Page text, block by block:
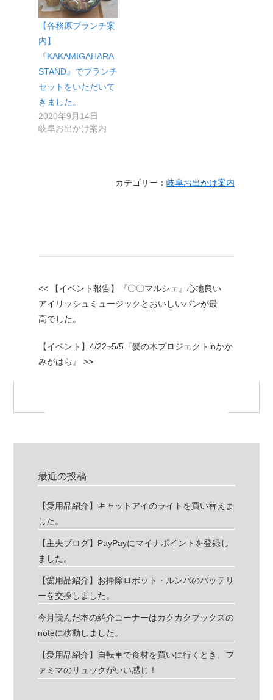
【各務原ブランチ案
内】
『KAKAMIGAHARA
STAND』でブランチ
セットをいただいて
きました。
2020年9月14日
岐阜お出かけ案内
カテゴリー：岐阜お出かけ案内
<< 【イベント報告】『〇〇マルシェ』心地良い
アイリッシュミュージックとおいしいパンが最
高でした。
【イベント】4/22~5/5『髪の木プロジェクトinかか
みがはら』 >>
最近の投稿
【愛用品紹介】キャットアイのライトを買い替えま
した。
【主夫ブログ】PayPayにマイナポイントを登録し
ました。
【愛用品紹介】お掃除ロボット・ルンバのバッテリ
ーを交換しました。
今月読んだ本の紹介コーナーはカクカクブックスの
noteに移動しました。
【愛用品紹介】自転車で食材を買いに行くとき、フ
ァミマのリュックがいい感じ！